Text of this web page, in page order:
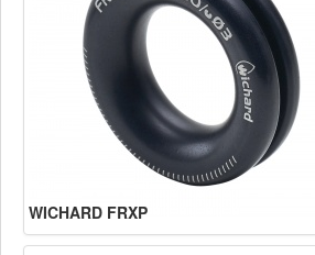
WICHARD FRXP